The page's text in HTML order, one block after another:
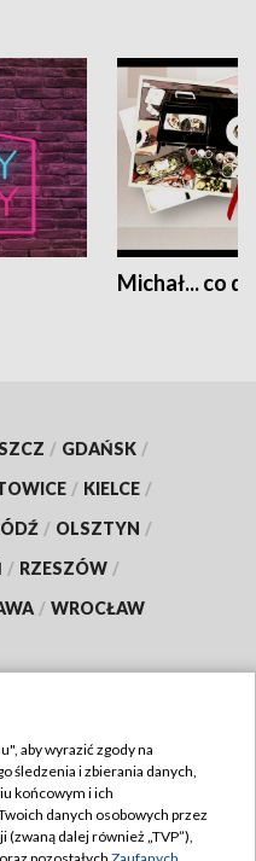
Michał... co
/ GDAŃSK /
/ KIELCE /
/ OLSZTYN /
/ RZESZÓW /
/ WROCŁAW
TVP
aby wyrazić zgody na
śledzenia i zbierania danych,
końcowym i ich
danych osobowych przez
(zwaną dalej również „TVP”),